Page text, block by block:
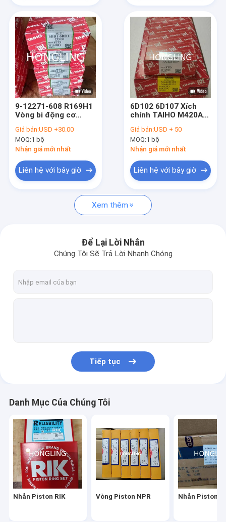
Các sản phẩm
Về chúng tôi
Tham quan nhà máy
Kiểm soát chất lượng
Yêu cầu báo giá
Vòng Piston NPR
Vòng bi động cơ NDC
Vòng bi động cơ TAIHO
Phụ tùng chính hãng Nissan
Bộ phận động cơ Mitsubishi Fuso
Bộ phận động cơ máy xúc Komatsu
Con dấu dầu NOK
9-12271-608 R169H1
Vòng bi động cơ
kết nối Isuzu 6BD1
6BB1 6BG1
Giá bán:USD +30.00
MOQ:1 bộ
Nhận giá mới nhất
Liên hệ với bây giờ
6D102 6D107 Xích
chính TAIHO M420A
dung đánh bóng cao
Giá bán:USD + 50
MOQ:1 bộ
Nhận giá mới nhất
Liên hệ với bây giờ
Xem thêm
Để Lại Lời Nhắn
Chúng Tôi Sẽ Trả Lời Nhanh Chóng
Tiếp tục
Danh Mục Của Chúng Tôi
Nhẫn Piston RIK Vòng Piston NPR Nhẫn Piston